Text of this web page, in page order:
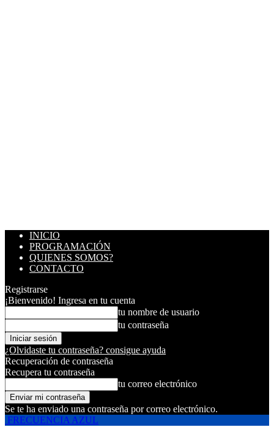
INICIO
PROGRAMACIÓN
QUIENES SOMOS?
CONTACTO
Registrarse
¡Bienvenido! Ingresa en tu cuenta
tu nombre de usuario
tu contraseña
¿Olvidaste tu contraseña? consigue ayuda
Recuperación de contraseña
Recupera tu contraseña
tu correo electrónico
Se te ha enviado una contraseña por correo electrónico.
FRECUENCIA AZUL